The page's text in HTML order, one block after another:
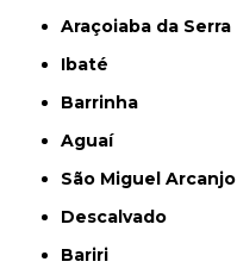
Araçoiaba da Serra
Ibaté
Barrinha
Aguaí
São Miguel Arcanjo
Descalvado
Bariri